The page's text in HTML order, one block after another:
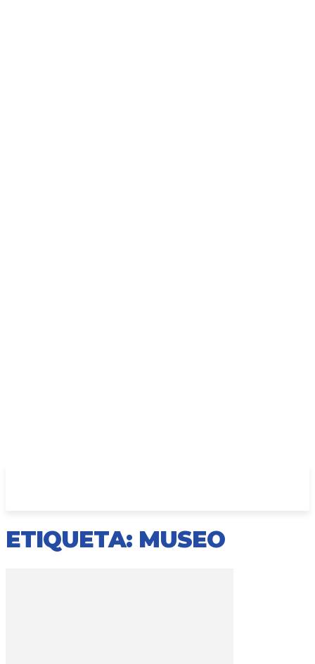
ETIQUETA: MUSEO